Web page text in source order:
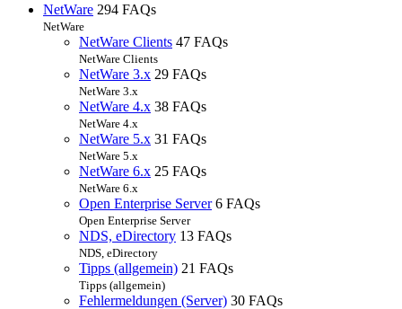
NetWare 294 FAQs
NetWare
NetWare Clients 47 FAQs
NetWare Clients
NetWare 3.x 29 FAQs
NetWare 3.x
NetWare 4.x 38 FAQs
NetWare 4.x
NetWare 5.x 31 FAQs
NetWare 5.x
NetWare 6.x 25 FAQs
NetWare 6.x
Open Enterprise Server 6 FAQs
Open Enterprise Server
NDS, eDirectory 13 FAQs
NDS, eDirectory
Tipps (allgemein) 21 FAQs
Tipps (allgemein)
Fehlermeldungen (Server) 30 FAQs